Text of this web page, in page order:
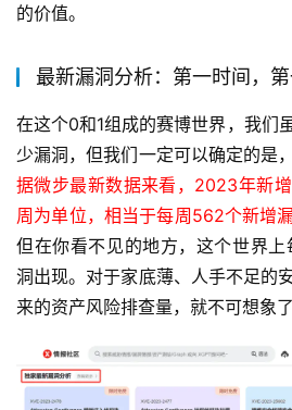
的价值。
最新漏洞分析：第一时间，
在这个0和1组成的赛博世界，我们
少漏洞，但我们一定可以确定的是
据微步最新数据来看，2023年新
周为单位，相当于每周562个新增漏
但在你看不见的地方，这个世界
洞出现。对于家底薄、人手不足的
来的资产风险排查量，就不可想象